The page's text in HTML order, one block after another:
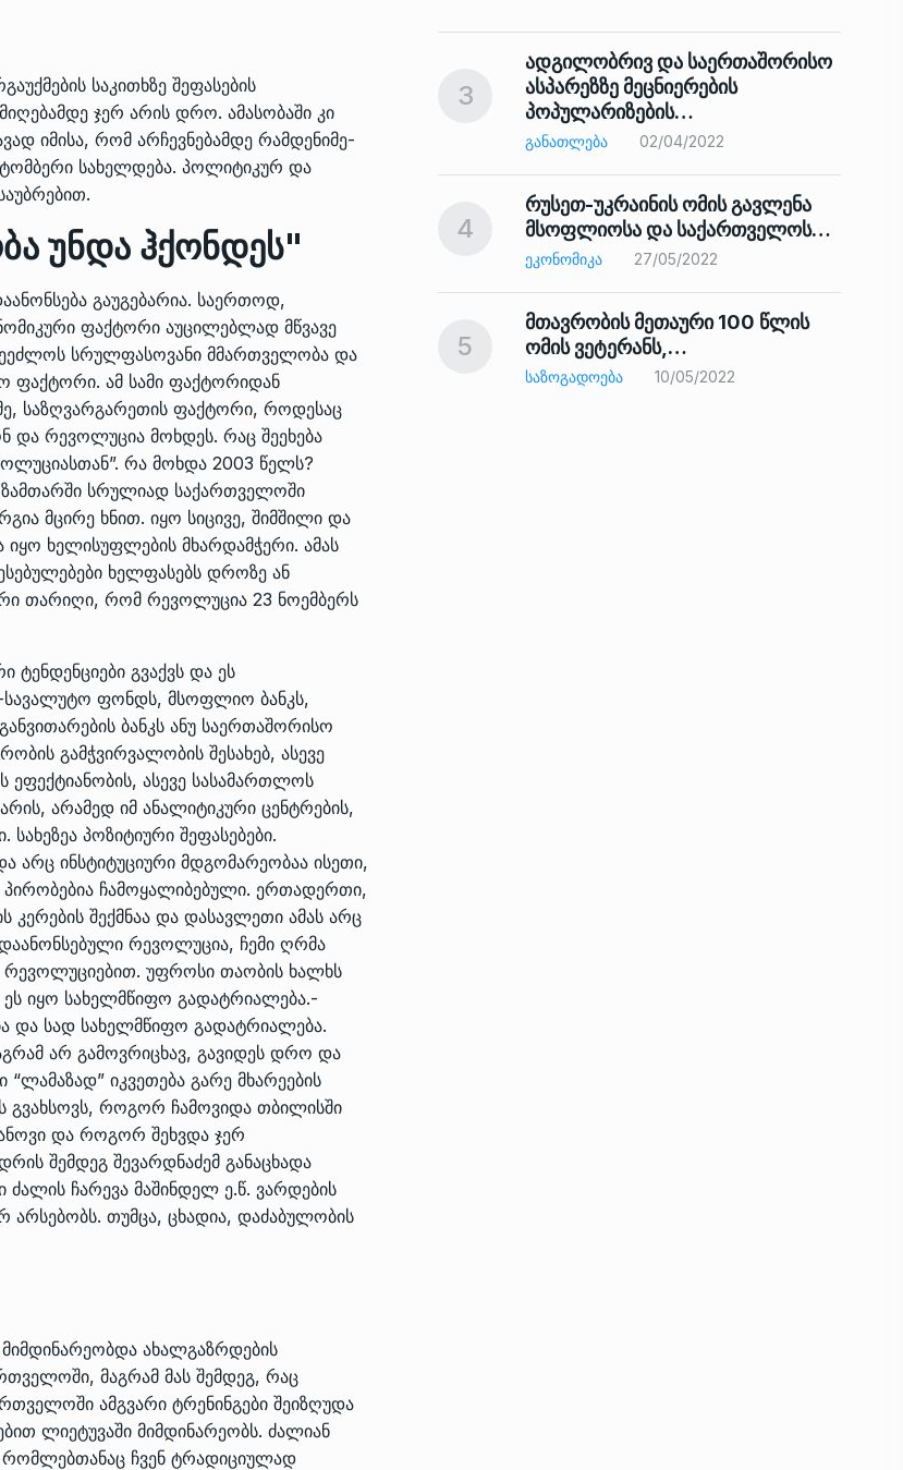
საკითხზე შეფასების
ჯერ არის დრო. ამასობაში კი
იმისა, რომ არჩევნებამდე რამდენიმე­
სახელდება. პოლიტიკურ და
უნდა ჰქონდეს"
გაუგებარია. საერთოდ,
ფაქტორი აუცილებლად მწვავე
სრულფასოვანი­ მმართველობა და
ფაქტორი. ამ სამი ფაქტორიდან
საზღვარგარეთის ფაქტორი, როდესაც
და რევოლუცია მოხდეს. რაც შეეხება
რა მოხდა 2003 წელს?
ზამთარში სრულიად საქართველოში
მცირე ხნით. იყო სიცივე, შიმშილი და
იყო ხელისუფლების მხარდამჭერი.­ ამას
ხელფასებს დროზე ან
თარიღი, რომ რევოლუცია 23 ნოემბერს
ტენდენციები გვაქვს და ეს
სავალუტო ფონდს, მსოფლიო ბანკს,
ბანკს ანუ საერთაშორისო
გამჭვირვალობის შესახებ, ასევე
ეფექტიანობის, ასევე სასამართლოს
არამედ იმ ანალიტიკური ცენტრების,
პოზიტიური შეფასებები.
არც ინსტიტუციური მდგომარეობაა ისეთი,
ჩამოყალიბებული. ერთადერთი,
შექმნაა და დასავლეთი ამას არც
რევოლუცია, ჩემი ღრმა
უფროსი თაობის ხალხს
ეს იყო სახელმწიფო გადატრიალება.­
და სად სახელმწიფო გადატრიალება.
არ გამოვრიცხავ, გავიდეს დრო და
იკვეთება გარე მხარეების
გვახსოვს, როგორ ჩამოვიდა თბილისში
და როგორ შეხვდა ჯერ
შემდეგ შევარდნაძემ განაცხადა
ჩარევა მაშინდელ ე.წ. ვარდების
არსებობს. თუმცა, ცხადია, დაძაბულობის
ახალგაზრდების
მაგრამ მას შემდეგ, რაც
ამგვარი ტრენინგები შეიზღუდა
ლიეტუვაში მიმდინარეობს. ძალიან
რომლებთანაც ჩვენ ტრადიციულად
13
მარაგი დღეისათვის გვაქვს
საკმარისზე მეტი, თუმცა…
ᲔᲙᲝᲜᲝᲛᲘᲙᲐ 13/05/2022
14
ღარიბაშვილი ოზურგეთის
ტექნოპარკში სტარტაპერებს…
15
პრემიერ-მინისტრმა ირაკლი
ღარიბაშვილმა ახლად
რეაბილიტირებული ოზურგეთის…
ᲒᲐᲜᲐᲗᲚᲔᲑᲐ 15/05/2022
3
ადგილობრივ და საერთაშორისო
ასპარეზზე მეცნიერების
პოპულარიზების…
ᲒᲐᲜᲐᲗᲚᲔᲑᲐ 02/04/2022
4
რუსეთ-უკრაინის ომის გავლენა
მსოფლიოსა და საქართველოს…
ᲔᲙᲝᲜᲝᲛᲘᲙᲐ 27/05/2022
5
მთავრობის მეთაური 100 წლის
ომის ვეტერანს,…
ᲡᲐᲖᲝᲒᲐᲓᲝᲔᲑᲐ 10/05/2022